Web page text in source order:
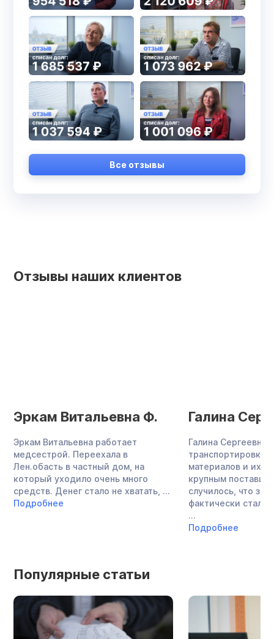
Все отзывы
Отзывы наших клиентов
Эркам Витальевна Ф.
Эркам Витальевна работает
медсестрой. Переехала в
Лен.обасть в частный дом, на
который уходило очень много
средств. Денег стало не хватать, ...
Подробнее
Галина
Галина Сергеевна
материалов и их
крупным
случилось, что
фактически стала
...
Подробнее
Популярные статьи